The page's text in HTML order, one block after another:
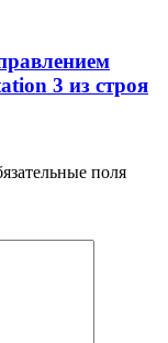
3 из строя
поля